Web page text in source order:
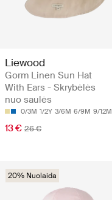
Liewood
Gorm Linen Sun Hat
With Ears - Skrybėlės
nuo saulės
0/3M 1/2Y 3/6M 6/9M 9/12M
13 € 26 €
20% Nuolaida